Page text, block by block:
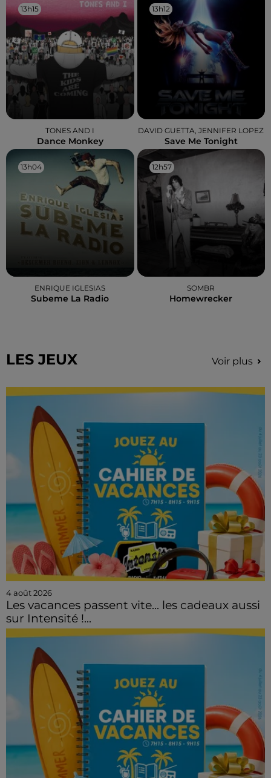
13h15
13h15
TONES AND I
Dance Monkey
13h12
13h12
DAVID GUETTA, JENNIFER LOPEZ
Save Me Tonight
13h04
13h04
ENRIQUE IGLESIAS
Subeme La Radio
12h57
12h57
SOMBR
Homewrecker
LES JEUX Voir plus
4 août 2026
Les vacances passent vite... les cadeaux aussi
sur Intensité !...